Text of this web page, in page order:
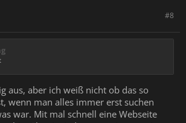
#8
aus, aber ich weiß nicht ob das so
wenn man alles immer erst suchen
war. Mit mal schnell eine Webseite